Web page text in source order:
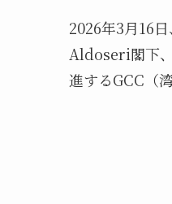
2026年3月16
Aldoseri閣下
進するGCC（